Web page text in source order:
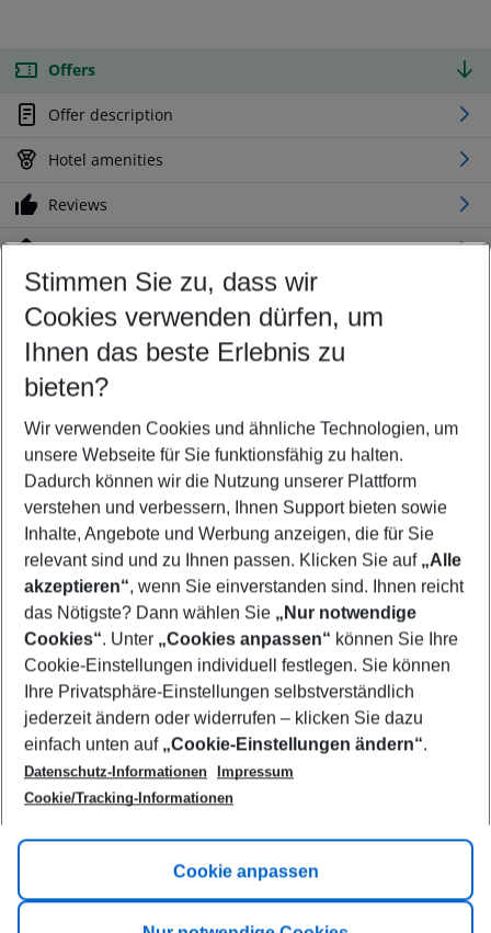
Offers
Offer description
Hotel amenities
Reviews
Location
Customize your offer
Find the perfect deal which suits your best
Your departure airport
Any airport
Select your date range
10/08/26–08/08/27 5-8 nights
Who will travel
2 adults No children
Show more filter
Footer
Footer navigation
Title A
Link A
Stimmen Sie zu, dass wir
Cookies verwenden dürfen, um
Ihnen das beste Erlebnis zu
bieten?
Wir verwenden Cookies und ähnliche Technologien, um
unsere Webseite für Sie funktionsfähig zu halten.
Dadurch können wir die Nutzung unserer Plattform
verstehen und verbessern, Ihnen Support bieten sowie
Inhalte, Angebote und Werbung anzeigen, die für Sie
relevant sind und zu Ihnen passen. Klicken Sie auf „Alle
akzeptieren“, wenn Sie einverstanden sind. Ihnen reicht
das Nötigste? Dann wählen Sie „Nur notwendige
Cookies“. Unter „Cookies anpassen“ können Sie Ihre
Cookie-Einstellungen individuell festlegen. Sie können
Ihre Privatsphäre-Einstellungen selbstverständlich
jederzeit ändern oder widerrufen – klicken Sie dazu
einfach unten auf „Cookie-Einstellungen ändern“.
Datenschutz-Informationen
Impressum
Cookie/Tracking-Informationen
Cookie anpassen